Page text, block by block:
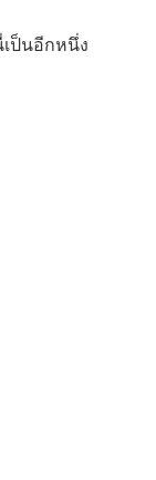
ป็นอีกหนึ่ง